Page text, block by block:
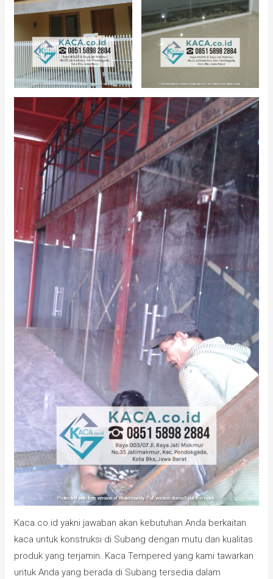
Kaca.co.id yakni jawaban akan kebutuhan Anda berkaitan
kaca untuk konstruksi di Subang dengan mutu dan kualitas
produk yang terjamin. Kaca Tempered yang kami tawarkan
untuk Anda yang berada di Subang tersedia dalam